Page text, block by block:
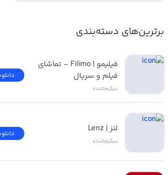
on the battlefield. Who’s the best shooter?
timing skills and be the first to grab 3 goldfish!
Soccer Challenge
برترین‌های دسته‌بندی
فیلم و سریال
سرگرم‌کننده
لنز | Lenz
سرگرم‌کننده